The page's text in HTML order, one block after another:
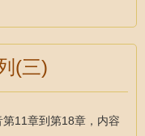
(三)
11章到第18章，内容